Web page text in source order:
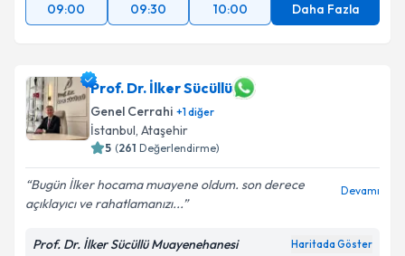
09:00
09:30 10:00 Daha Fazla
Prof. Dr. İlker Sücüllü
Genel Cerrahi +1diğer
İstanbul, Ataşehir
5 (261 Değerlendirme)
Bugün İlker hocama muayene oldum. son derece
açıklayıcı ve rahatlamanızı...
Devamı
Prof. Dr. İlker Sücüllü Muayenehanesi Haritada Göster